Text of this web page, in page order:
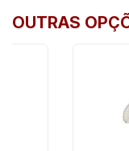
OUTRAS